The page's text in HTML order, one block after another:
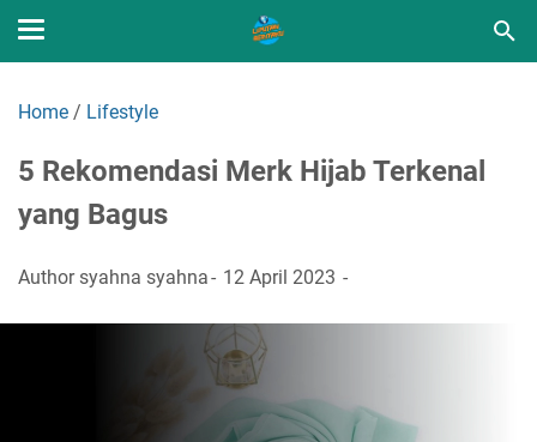
Home / Lifestyle
5 Rekomendasi Merk Hijab Terkenal
yang Bagus
Authorsyahna syahna 12 April 2023